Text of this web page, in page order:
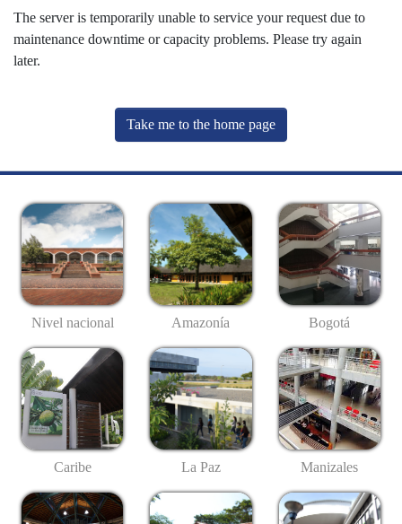
The server is temporarily unable to service your request due to
maintenance downtime or capacity problems. Please try again
later.
Take me to the home page
Nivel nacional Amazonía Bogotá
Caribe La Paz Manizales